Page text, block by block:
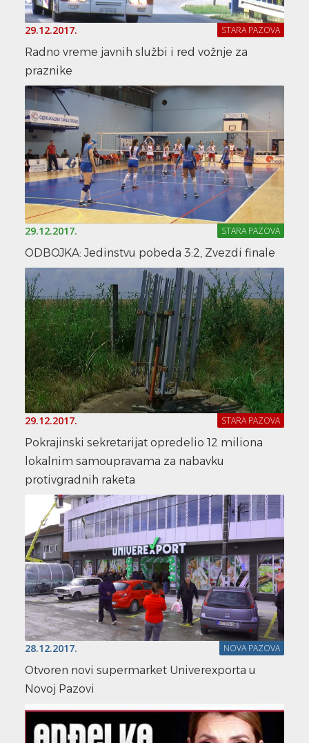
29.12.2017. STARA PAZOVA
Radno vreme javnih službi i red vožnje za
praznike
29.12.2017. STARA PAZOVA
ODBOJKA: Jedinstvu pobeda 3:2, Zvezdi finale
29.12.2017. STARA PAZOVA
Pokrajinski sekretarijat opredelio 12 miliona
lokalnim samoupravama za nabavku
protivgradnih raketa
28.12.2017. NOVA PAZOVA
Otvoren novi supermarket Univerexporta u
Novoj Pazovi